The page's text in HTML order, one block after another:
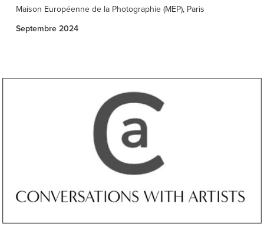
Maison Européenne de la Photographie (MEP), Paris
Septembre 2024